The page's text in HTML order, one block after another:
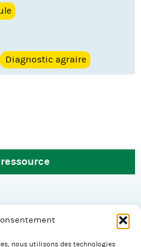
nous utilisons des technologies
Diagnostic agraire